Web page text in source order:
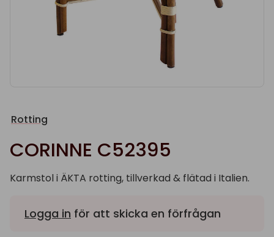
Rotting
CORINNE C52395
Karmstol i ÄKTA rotting, tillverkad & flätad i Italien.
Logga in för att skicka en förfrågan